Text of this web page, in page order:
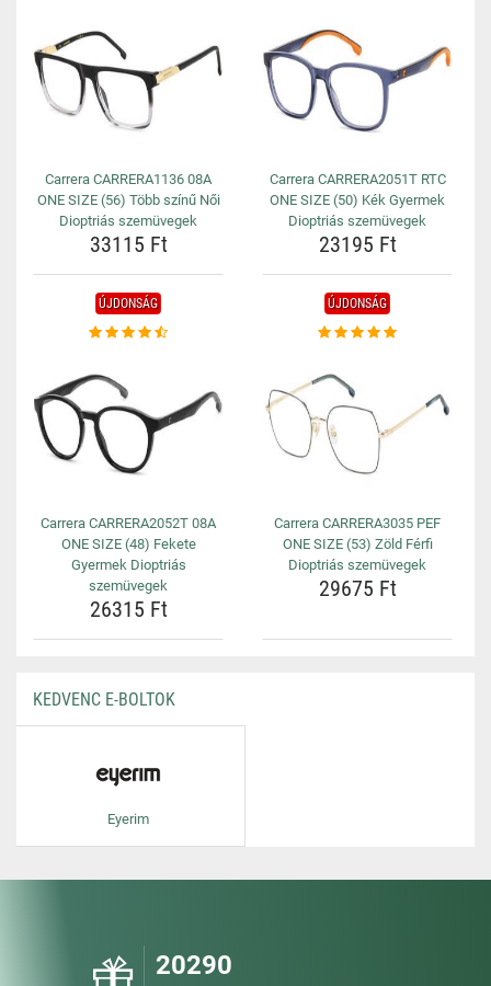
Carrera CARRERA1136 08A
ONE SIZE (56) Több színű Női
Dioptriás szemüvegek
33115 Ft
Carrera CARRERA2051T RTC
ONE SIZE (50) Kék Gyermek
Dioptriás szemüvegek
23195 Ft
ÚJDONSÁG
Carrera CARRERA2052T 08A
ONE SIZE (48) Fekete
Gyermek Dioptriás
szemüvegek
26315 Ft
ÚJDONSÁG
Carrera CARRERA3035 PEF
ONE SIZE (53) Zöld Férfi
Dioptriás szemüvegek
29675 Ft
KEDVENC E-BOLTOK
Eyerim
20290